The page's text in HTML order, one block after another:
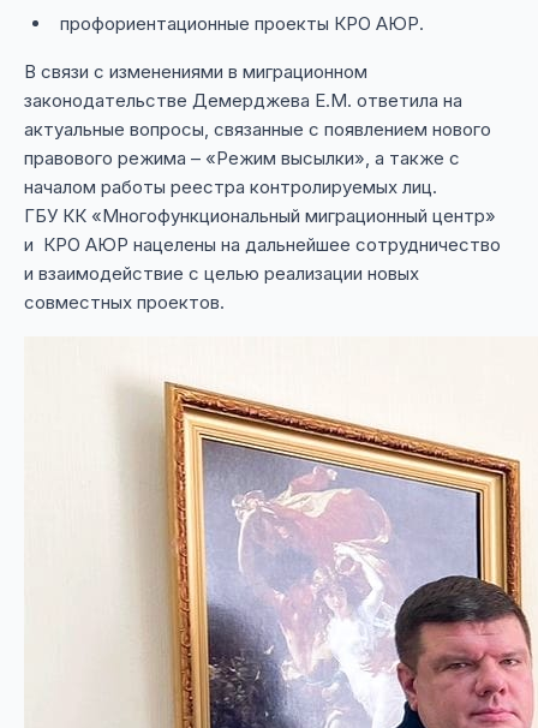
профориентационные проекты КРО АЮР.
В связи с изменениями в миграционном
законодательстве Демерджева Е.М. ответила на
актуальные вопросы, связанные с появлением нового
правового режима – «Режим высылки», а также с
началом работы реестра контролируемых лиц.
ГБУ КК «Многофункциональный миграционный центр»
и КРО АЮР нацелены на дальнейшее сотрудничество
и взаимодействие с целью реализации новых
совместных проектов.